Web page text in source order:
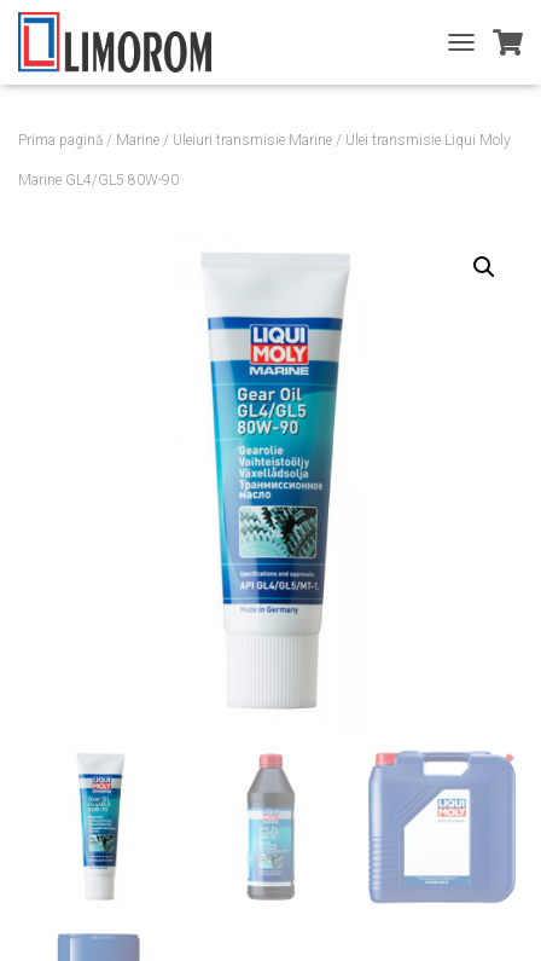
O
L
Prima pagină / Marine / Uleiuri transmisie Marine / Ulei transmisie Liqui Moly
Marine GL4/GL5 80W-90